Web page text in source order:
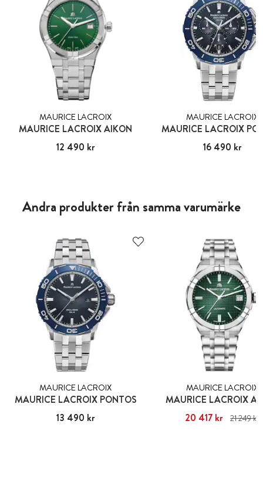
MAURICE LACROIX
MAURICE LACROIX AIKON
Pris: 12 490 kr
12 490 kr
MAURICE LACROIX
MAURICE LACROIX
Pris: 16 490 kr
16 490 kr
Andra produkter från samma varumärke
MAURICE LACROIX
MAURICE LACROIX PONTOS
Pris: 13 490 kr
13 490 kr
MAURICE LACROIX
MAURICE LACROIX
Nuvarande pris :20 417 kr
20 417 kr 21 249 kr